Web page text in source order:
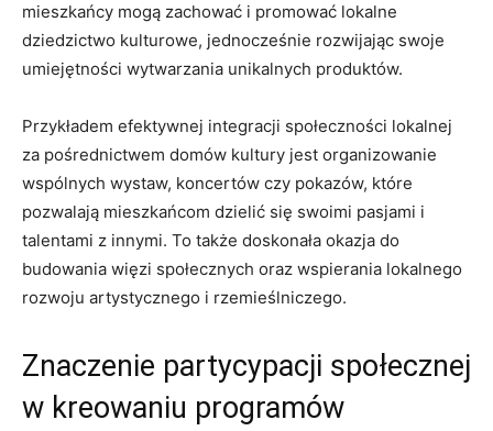
mieszkańcy mogą zachować i promować lokalne
dziedzictwo kulturowe,‌ jednocześnie rozwijając⁢ swoje
umiejętności wytwarzania unikalnych produktów.
Przykładem efektywnej integracji społeczności lokalnej
za‌ pośrednictwem domów kultury ‍jest organizowanie
wspólnych wystaw, koncertów czy pokazów, które
pozwalają mieszkańcom dzielić się swoimi pasjami i
talentami z innymi. To także doskonała okazja do
budowania więzi społecznych oraz wspierania⁤ lokalnego
rozwoju artystycznego i rzemieślniczego.
Znaczenie partycypacji społecznej
w kreowaniu programów